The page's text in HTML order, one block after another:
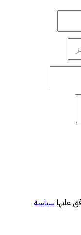
عليها سياسة